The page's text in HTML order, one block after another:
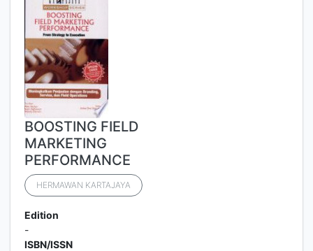
BOOSTING FIELD
MARKETING
PERFORMANCE
HERMAWAN KARTAJAYA
Edition
-
ISBN/ISSN